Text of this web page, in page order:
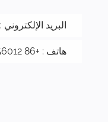
البريد الإلكتروني :
هاتف : +86 15957056012